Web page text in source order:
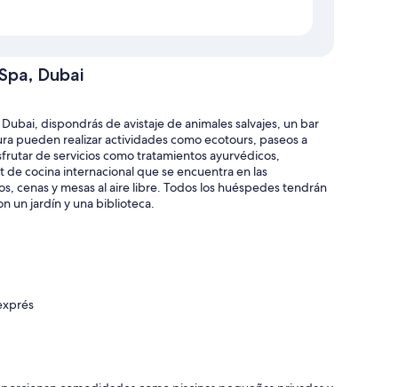
Dubai
dispondrás de avistaje de animales salvajes, un bar
pueden realizar actividades como ecotours, paseos a
de servicios como tratamientos ayurvédicos,
cocina internacional que se encuentra en las
cenas y mesas al aire libre. Todos los huéspedes tendrán
un jardín y una biblioteca.